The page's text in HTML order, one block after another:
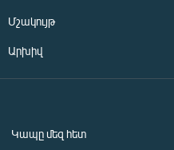
Մշակույթ
Արխիվ
Կապը մեզ հետ